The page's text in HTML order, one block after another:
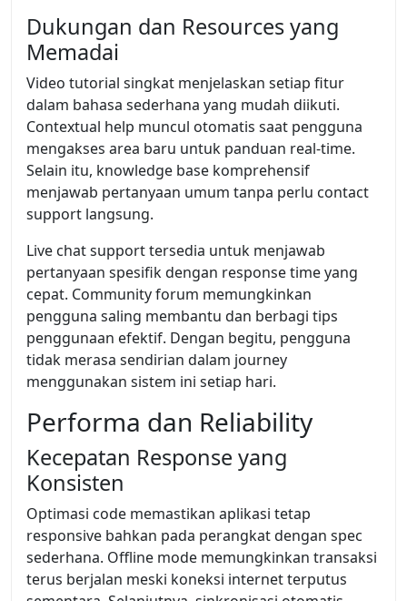
Dukungan dan Resources yang
Memadai
Video tutorial singkat menjelaskan setiap fitur
dalam bahasa sederhana yang mudah diikuti.
Contextual help muncul otomatis saat pengguna
mengakses area baru untuk panduan real-time.
Selain itu, knowledge base komprehensif
menjawab pertanyaan umum tanpa perlu contact
support langsung.
Live chat support tersedia untuk menjawab
pertanyaan spesifik dengan response time yang
cepat. Community forum memungkinkan
pengguna saling membantu dan berbagi tips
penggunaan efektif. Dengan begitu, pengguna
tidak merasa sendirian dalam journey
menggunakan sistem ini setiap hari.
Performa dan Reliability
Kecepatan Response yang
Konsisten
Optimasi code memastikan aplikasi tetap
responsive bahkan pada perangkat dengan spec
sederhana. Offline mode memungkinkan transaksi
terus berjalan meski koneksi internet terputus